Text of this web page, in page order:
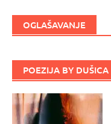
OGLAŠAVANJE
POEZIJA BY DUŠICA